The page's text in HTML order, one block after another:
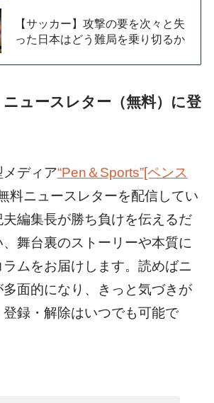
【サッカー】攻撃の要を次々と失
った日本はどう難局を乗り切るか
ュースレター（無料）に登
ディア“Pen＆Sports”[ペンス
料ニュースレターを配信してい
夫編集長が勝ち負けを伝えるだ
舞台裏のストーリーや本質に
ムをお届けします。読めばニ
面的になり、きっと気づきが
録・解除はいつでも可能で